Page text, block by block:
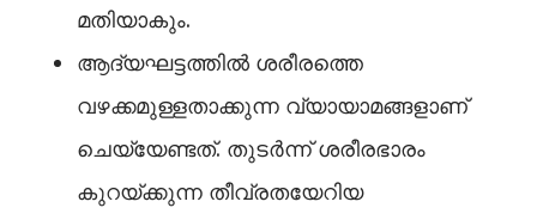
മതിയാകും.
ആദ്യഘട്ടത്തില്‍ ശരീരത്തെ
വഴക്കമുള്ളതാക്കുന്ന വ്യായാമങ്ങളാണ്
ചെയ്യേണ്ടത്. തുടർന്ന് ശരീരഭാരം
കുറയ്ക്കുന്ന തീവ്രതയേറിയ